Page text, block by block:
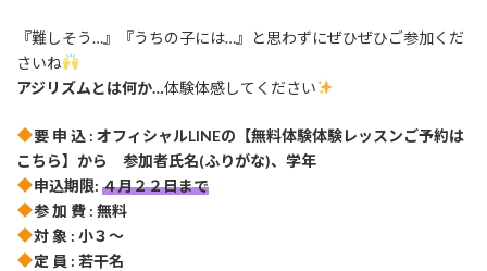
『難しそう…』『うちの子には…』と思わずにぜひぜひご参加くだ
さいね
アジリズムとは何か…体験体感してください
要 申 込 : オフィシャルLINEの【無料体験体験レッスンご予約は
こちら】から 参加者氏名(ふりがな)、学年
申込期限: ４月２２日まで
参 加 費 : 無料
対 象 : 小３～
定 員 : 若干名